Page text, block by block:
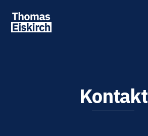
Kontakt